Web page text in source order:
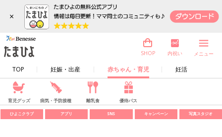
×
TOP 妊娠・出産 赤ちゃん・育児 妊活
SHOP 内祝い メニュー
育児グッズ 病気・予防接種 離乳食 優待パス
ひよこクラブ アプリ SNS キャンペーン 写真スタジオ